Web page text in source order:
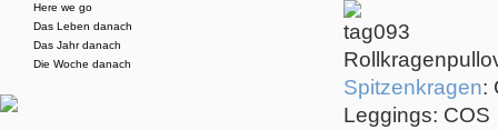
Spitzenkragen:
Leggings: COS
Here we go
Das Leben danach
Das Jahr danach
Die Woche danach